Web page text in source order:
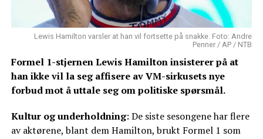
Lewis Hamilton varsler at han vil fortsette på snakke. Foto: Andre
Penner / AP / NTB
Formel 1-stjernen Lewis Hamilton insisterer på at
han ikke vil la seg affisere av VM-sirkusets nye
forbud mot å uttale seg om politiske spørsmål.
Kultur og underholdning: De siste sesongene har flere
av aktørene, blant dem Hamilton, brukt Formel 1 som